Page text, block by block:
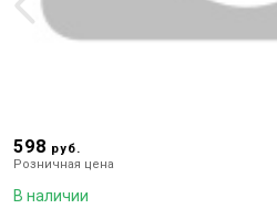
598 руб.
Розничная цена
В наличии